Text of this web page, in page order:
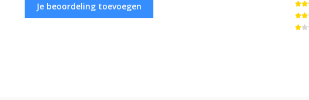
Je beoordeling toevoegen